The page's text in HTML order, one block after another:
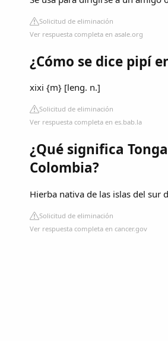
Solicitud de eliminación
Ver respuesta completa en asale.org
¿Cómo se dice pipí
xixi {m} [leng. n.]
Solicitud de eliminación
Ver respuesta completa en es.bab.la
¿Qué significa
Colombia?
Hierba nativa de las islas del sur
Solicitud de eliminación
Ver respuesta completa en cancer.gov